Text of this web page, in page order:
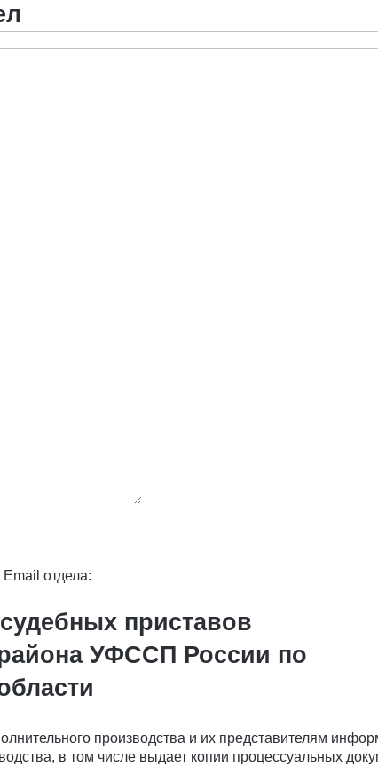
отдела:
приставов
УФССП России по
производства и их представителям
в том числе выдает копии процессуальных